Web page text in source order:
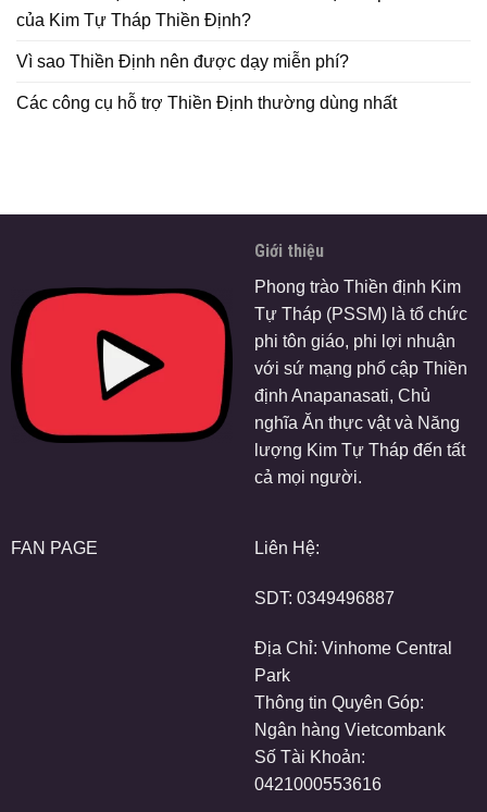
của Kim Tự Tháp Thiền Định?
Vì sao Thiền Định nên được dạy miễn phí?
Các công cụ hỗ trợ Thiền Định thường dùng nhất
Giới thiệu
Phong trào Thiền định Kim
Tự Tháp (PSSM) là tổ chức
phi tôn giáo, phi lợi nhuận
với sứ mạng phổ cập Thiền
định Anapanasati, Chủ
nghĩa Ăn thực vật và Năng
lượng Kim Tự Tháp đến tất
cả mọi người.
FAN PAGE Liên Hệ:
SDT: 0349496887
Địa Chỉ: Vinhome Central
Park
Thông tin Quyên Góp:
Ngân hàng Vietcombank
Số Tài Khoản:
0421000553616